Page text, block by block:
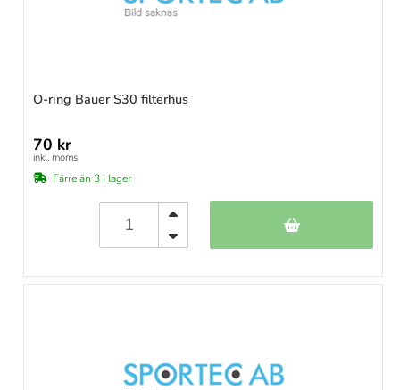
O-ring Bauer S30 filterhus
70 kr
inkl. moms
Färre än 3 i lager